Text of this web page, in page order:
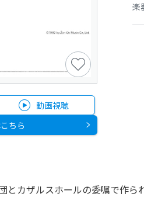
動画視聴
ちら
楽
とカザルスホールの委嘱で作ら